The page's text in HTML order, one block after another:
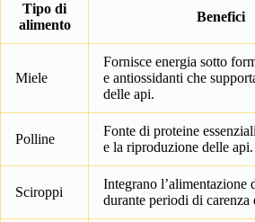
Tipo di
alimento
Benefici
Miele
Fornisce energia sotto
e antiossidanti che
delle api.
Polline
Fonte di proteine
e la riproduzione delle api.
Sciroppi
Integrano l’alimentazione
durante periodi di carenza